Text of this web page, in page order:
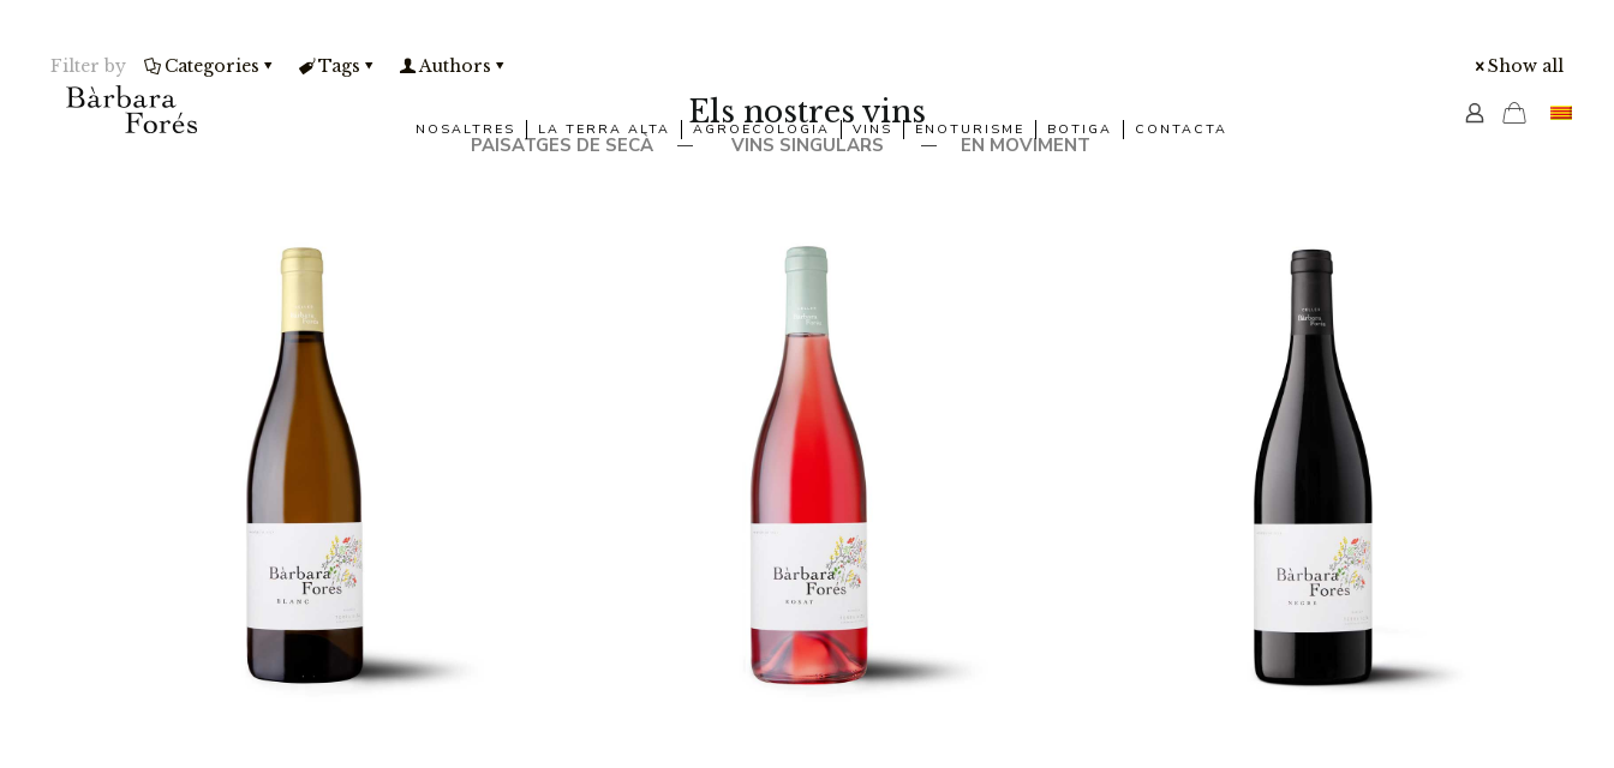
NOSALTRES LA TERRA ALTA AGROECOLOGIA VINS ENOTURISME BOTIGA CONTACTA
Filter by Categories Tags Authors Show all
Els nostres vins
PAISATGES DE SECÀ — VINS SINGULARS — EN MOVIMENT